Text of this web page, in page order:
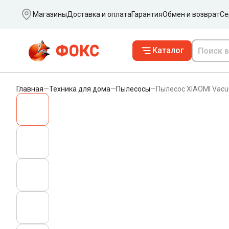
Ваш город
МагазиныДоставка и оплатаГарантияОбмен и возврат
Каталог
Главная—Техника для дома—Пылесосы—Пылесос XIAOMI